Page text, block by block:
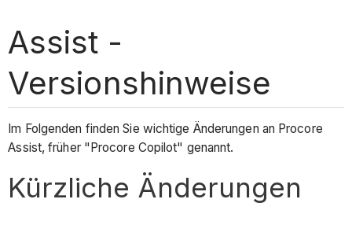
Assist -
Versionshinweise
Im Folgenden finden Sie wichtige Änderungen an Procore
Assist, früher "Procore Copilot" genannt.
Kürzliche Änderungen